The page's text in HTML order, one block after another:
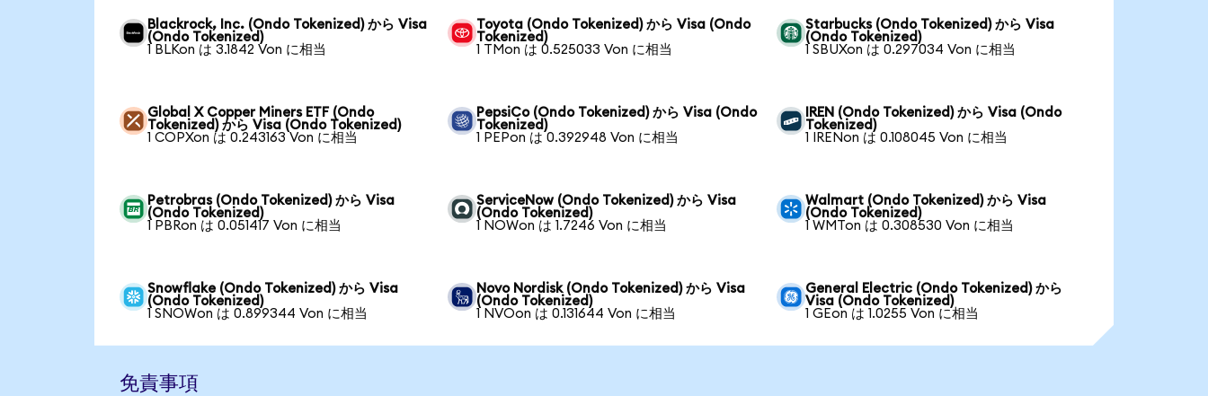
Blackrock, Inc. (Ondo Tokenized) から Visa
(Ondo Tokenized)
1 BLKon は 3.1842 Von に相当
Toyota (Ondo Tokenized) から Visa (Ondo
Tokenized)
1 TMon は 0.525033 Von に相当
Starbucks (Ondo Tokenized) から Visa
(Ondo Tokenized)
1 SBUXon は 0.297034 Von に相当
Global X Copper Miners ETF (Ondo
Tokenized) から Visa (Ondo Tokenized)
1 COPXon は 0.243163 Von に相当
PepsiCo (Ondo Tokenized) から Visa (Ondo
Tokenized)
1 PEPon は 0.392948 Von に相当
IREN (Ondo Tokenized) から Visa (Ondo
Tokenized)
1 IRENon は 0.108045 Von に相当
Petrobras (Ondo Tokenized) から Visa
(Ondo Tokenized)
1 PBRon は 0.051417 Von に相当
ServiceNow (Ondo Tokenized) から Visa
(Ondo Tokenized)
1 NOWon は 1.7246 Von に相当
Walmart (Ondo Tokenized) から Visa
(Ondo Tokenized)
1 WMTon は 0.308530 Von に相当
Snowflake (Ondo Tokenized) から Visa
(Ondo Tokenized)
1 SNOWon は 0.899344 Von に相当
Novo Nordisk (Ondo Tokenized) から Visa
(Ondo Tokenized)
1 NVOon は 0.131644 Von に相当
General Electric (Ondo Tokenized) から
Visa (Ondo Tokenized)
1 GEon は 1.0255 Von に相当
免責事項